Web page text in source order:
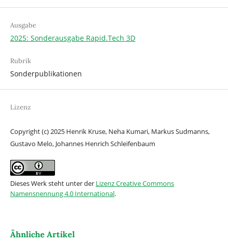
Ausgabe
2025: Sonderausgabe Rapid.Tech 3D
Rubrik
Sonderpublikationen
Lizenz
Copyright (c) 2025 Henrik Kruse, Neha Kumari, Markus Sudmanns,
Gustavo Melo, Johannes Henrich Schleifenbaum
Dieses Werk steht unter der Lizenz Creative Commons
Namensnennung 4.0 International.
Ähnliche Artikel